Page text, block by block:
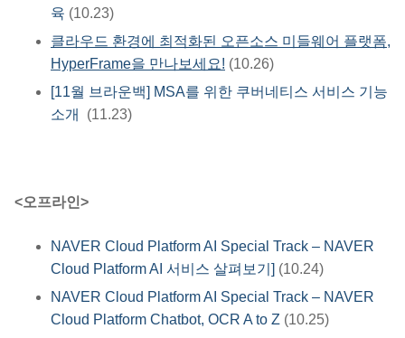
육 (10.23)
클라우드 환경에 최적화된 오픈소스 미들웨어 플랫폼,
HyperFrame을 만나보세요! (10.26)
[11월 브라운백] MSA를 위한 쿠버네티스 서비스 기능
소개
(11.23)
<오프라인>
NAVER Cloud Platform AI Special Track – NAVER
Cloud Platform AI 서비스 살펴보기] (10.24)
NAVER Cloud Platform AI Special Track – NAVER
Cloud Platform Chatbot, OCR A to Z (10.25)